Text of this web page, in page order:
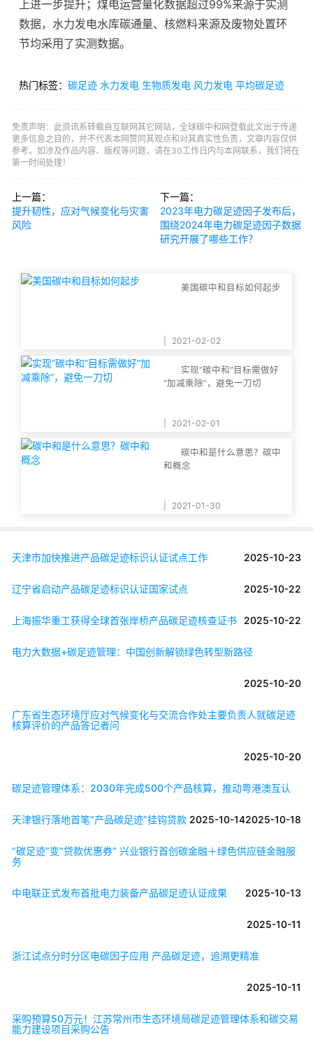
上进一步提升；煤电运营量化数据超过99%来源于实测
数据，水力发电水库碳通量、核燃料来源及废物处置环
节均采用了实测数据。
热门标签： 碳足迹 水力发电 生物质发电 风力发电 平均碳足迹
免责声明：此资讯系转载自互联网其它网站，全球碳中和网登载此文出于传递
更多信息之目的，并不代表本网赞同其观点和对其真实性负责，文章内容仅供
参考。如涉及作品内容、版权等问题，请在30工作日内与本网联系，我们将在
第一时间处理！
上一篇：
提升韧性，应对气候变化与灾害
风险
下一篇：
2023年电力碳足迹因子发布后，
围绕2024年电力碳足迹因子数据
研究开展了哪些工作？
美国碳中和目标如何起步
2021-02-02
实现“碳中和”目标需做好
“加减乘除”，避免一刀切
2021-02-01
碳中和是什么意思？碳中
和概念
2021-01-30
天津市加快推进产品碳足迹标识认证试点工作 2025-10-23
辽宁省启动产品碳足迹标识认证国家试点 2025-10-22
上海振华重工获得全球首张岸桥产品碳足迹核查证书 2025-10-22
电力大数据+碳足迹管理：中国创新解锁绿色转型新路径
2025-10-20
广东省生态环境厅应对气候变化与交流合作处主要负责人就碳足迹
核算评价的产品答记者问
2025-10-20
碳足迹管理体系：2030年完成500个产品核算，推动粤港澳互认
2025-10-18
天津银行落地首笔“产品碳足迹”挂钩贷款 2025-10-14
“碳足迹”变“贷款优惠券” 兴业银行首创碳金融＋绿色供应链金融服
务
2025-10-13
中电联正式发布首批电力装备产品碳足迹认证成果
2025-10-11
浙江试点分时分区电碳因子应用 产品碳足迹，追溯更精准
2025-10-11
采购预算50万元！江苏常州市生态环境局碳足迹管理体系和碳交易
能力建设项目采购公告